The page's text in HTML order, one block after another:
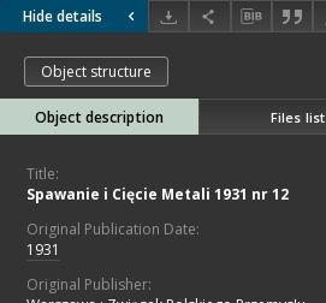
Hide details
Object structure
Object description Files list
Title:
Spawanie i Cięcie Metali 1931 nr 12
Original Publication Date:
1931
Original Publisher: